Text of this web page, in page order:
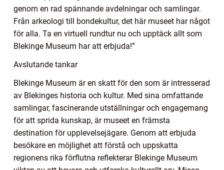
genom en rad spännande avdelningar och samlingar.
Från arkeologi till bondekultur, det här museet har något
för alla. Ta en virtuell rundtur nu och upptäck allt som
Blekinge Museum har att erbjuda!”
Avslutande tankar
Blekinge Museum är en skatt för den som är intresserad
av Blekinges historia och kultur. Med sina omfattande
samlingar, fascinerande utställningar och engagemang
för att sprida kunskap, är museet en främsta
destination för upplevelsejägare. Genom att erbjuda
besökare en möjlighet att förstå och uppskatta
regionens rika förflutna reflekterar Blekinge Museum